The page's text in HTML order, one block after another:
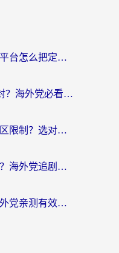
在菲律宾用国家政务服务平台怎么把定位修改到中国国内？3步解决+海外看剧听歌全攻略
优酷VIP海外限制多久解封？海外党必看的跨区难题一站式解决指南
在海外看腾讯视频总被地区限制？选对回国加速器，还能解决泰国政务网和蜻蜓FM卡顿问题
泰国怎么打不开我的长沙？海外党追剧看片的破局指南
国外怎么看魅影直播？海外党亲测有效的回国加速指南（附听歌、看央视VIP技巧）